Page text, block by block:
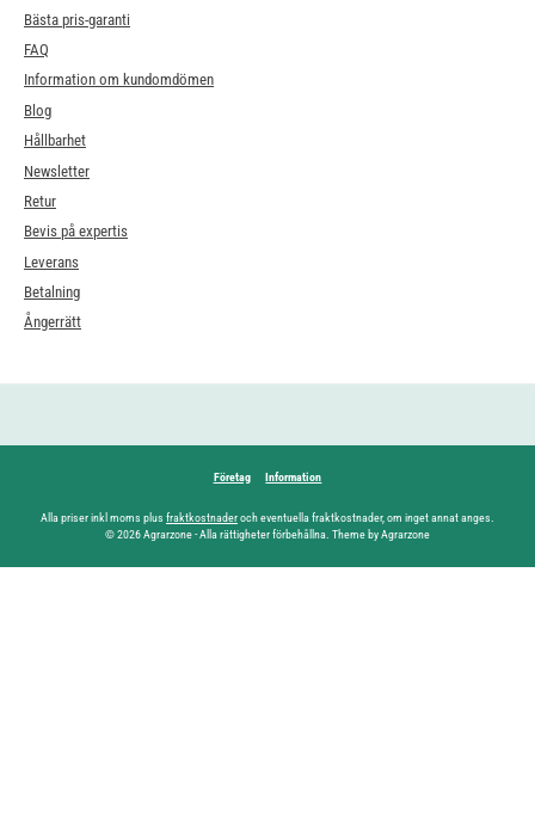
Bästa pris-garanti
FAQ
Information om kundomdömen
Blog
Hållbarhet
Newsletter
Retur
Bevis på expertis
Leverans
Betalning
Ångerrätt
Företag Information
Alla priser inkl moms plus fraktkostnaderoch eventuella fraktkostnader, om inget annat anges.
© 2026 Agrarzone - Alla rättigheter förbehållna. Theme by Agrarzone